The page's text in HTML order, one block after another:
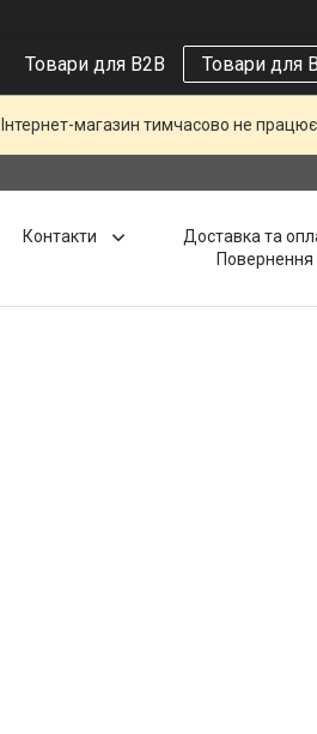
Товари для B2B Товари для
Інтернет-магазин тимчасово не
Контакти Доставка та
Повернення